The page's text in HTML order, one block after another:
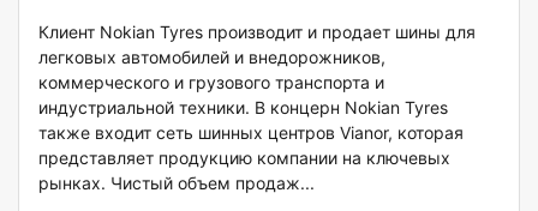
Клиент Nokian Tyres производит и продает шины для
легковых автомобилей и внедорожников,
коммерческого и грузового транспорта и
индустриальной техники. В концерн Nokian Tyres
также входит сеть шинных центров Vianor, которая
представляет продукцию компании на ключевых
рынках. Чистый объем продаж...